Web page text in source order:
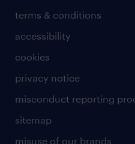
terms & conditions
accessibility
cookies
privacy notice
misconduct reporting
sitemap
misuse of our brands